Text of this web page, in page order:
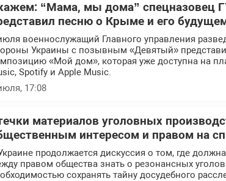
“Мама, мы дома” спецназовец
песню о Крыме и его
военнослужащий Главного управления
Украины с позывным «Девятый»
«Мой дом», которая уже доступна на
Spotify и Apple Music.
17:08
материалов уголовных
интересом и правом на
продолжается дискуссия о том, где
правом общества знать о резонансных
сохранять тайну досудебного